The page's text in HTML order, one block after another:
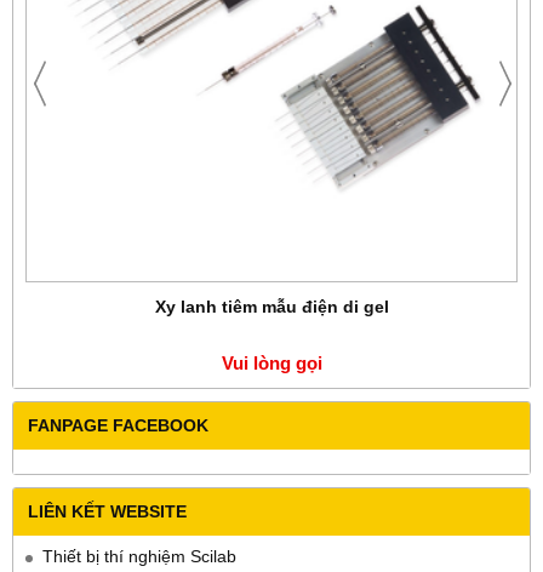
Xy lanh tiêm mẫu điện di gel
Vui lòng gọi
FANPAGE FACEBOOK
LIÊN KẾT WEBSITE
Thiết bị thí nghiệm Scilab